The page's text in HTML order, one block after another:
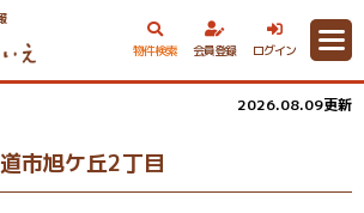
物件検索
会員登録 ログイン
2026.08.09更新
市旭ケ丘2丁目